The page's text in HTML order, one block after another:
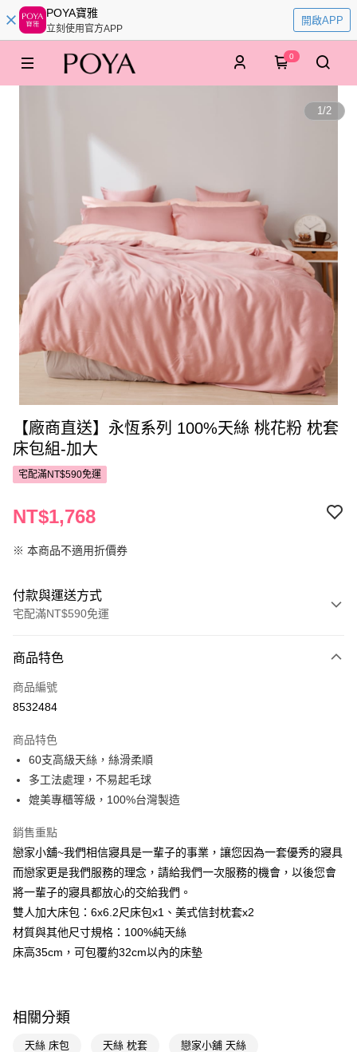
POYA寶雅
立刻使用官方APP
開啟APP
0
1/2
【廠商直送】永恆系列 100%天絲 桃花粉 枕套
床包組-加大
宅配滿NT$590免運
NT$1,768
※ 本商品不適用折價券
付款與運送方式
宅配滿NT$590免運
POYA支付
信用卡一次付款
Apple Pay
街口支付
Google Pay
AFTEE先享後付
相關說明
【關於「AFTEE先享後付」】
AFTEE先享後付是「在收到商品之後才付款」的支付方式。 讓您購物簡單
便利好安心！
１．簡單：不需註冊會員、不需綁卡、不需儲值。
【「AFTEE先享後付」結帳流程】
１．於結帳方式選擇「AFTEE先享後付」後，將跳轉至「AFTEE先享後付」
結帳頁面，進行簡訊認證並確認金額後，即可完成結帳。
運送方式
宅配(廠商直送🚚)
宅配(離島廠商直送🚚)
商品特色
商品編號
8532484
商品特色
60支高級天絲，絲滑柔順
多工法處理，不易起毛球
媲美專櫃等級，100%台灣製造
銷售重點
戀家小舖~我們相信寢具是一輩子的事業，讓您因為一套優秀的寢具
而戀家更是我們服務的理念，請給我們一次服務的機會，以後您會
將一輩子的寢具都放心的交給我們。
雙人加大床包：6x6.2尺床包x1、美式信封枕套x2
材質與其他尺寸規格：100%純天絲
床高35cm，可包覆約32cm以內的床墊
相關分類
天絲 床包 天絲 枕套 戀家小舖 天絲